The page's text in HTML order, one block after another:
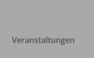
Veranstaltungen